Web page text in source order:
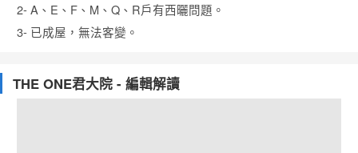
2- A、E、F、M、Q、R戶有西曬問題。
3- 已成屋，無法客變。
THE ONE君大院 - 編輯解讀